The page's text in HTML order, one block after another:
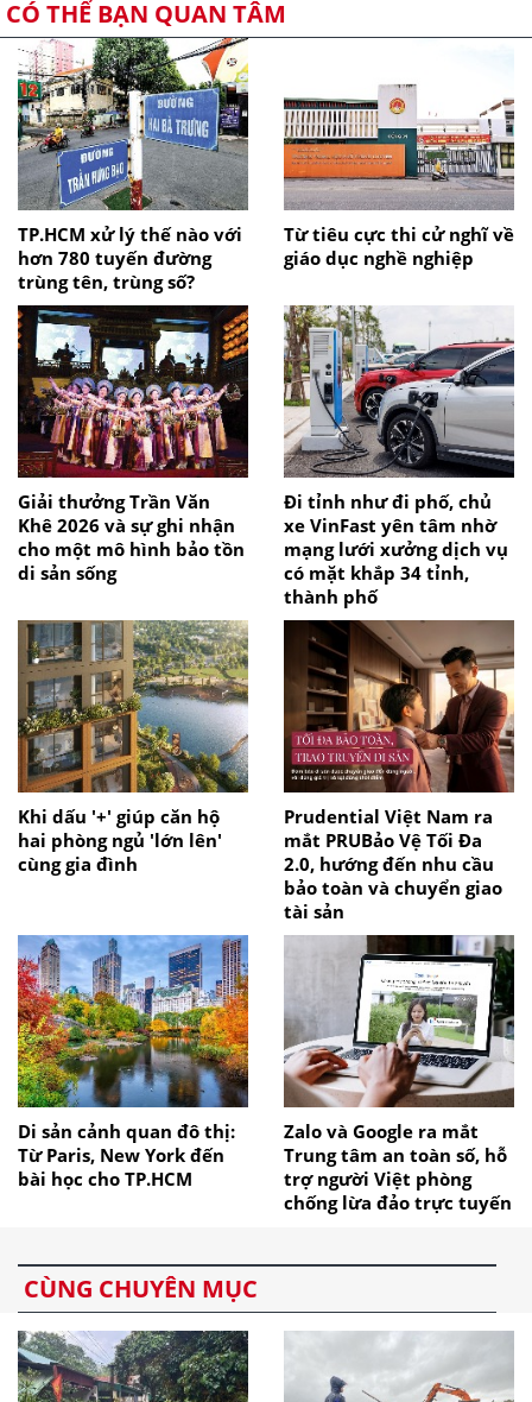
CÓ THỂ BẠN QUAN TÂM
TP.HCM xử lý thế nào với
hơn 780 tuyến đường
trùng tên, trùng số?
Từ tiêu cực thi cử nghĩ về
giáo dục nghề nghiệp
Giải thưởng Trần Văn
Khê 2026 và sự ghi nhận
cho một mô hình bảo tồn
di sản sống
Đi tỉnh như đi phố, chủ
xe VinFast yên tâm nhờ
mạng lưới xưởng dịch vụ
có mặt khắp 34 tỉnh,
thành phố
Khi dấu '+' giúp căn hộ
hai phòng ngủ 'lớn lên'
cùng gia đình
Prudential Việt Nam ra
mắt PRUBảo Vệ Tối Đa
2.0, hướng đến nhu cầu
bảo toàn và chuyển giao
tài sản
Di sản cảnh quan đô thị:
Từ Paris, New York đến
bài học cho TP.HCM
Zalo và Google ra mắt
Trung tâm an toàn số, hỗ
trợ người Việt phòng
chống lừa đảo trực tuyến
CÙNG CHUYÊN MỤC